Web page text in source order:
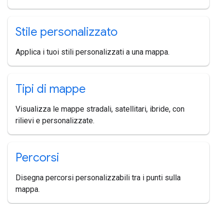
Stile personalizzato
Applica i tuoi stili personalizzati a una mappa.
Tipi di mappe
Visualizza le mappe stradali, satellitari, ibride, con
rilievi e personalizzate.
Percorsi
Disegna percorsi personalizzabili tra i punti sulla
mappa.